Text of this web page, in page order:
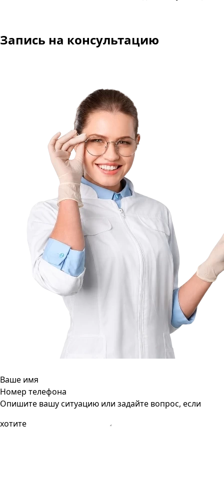
Запись на консультацию
Ваше имя
Номер телефона
Опишите вашу ситуацию или задайте вопрос, если
хотите